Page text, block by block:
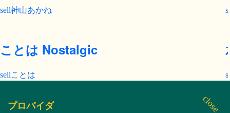
神山あかね
ことは Nostalgic
ことは
プロバイダ